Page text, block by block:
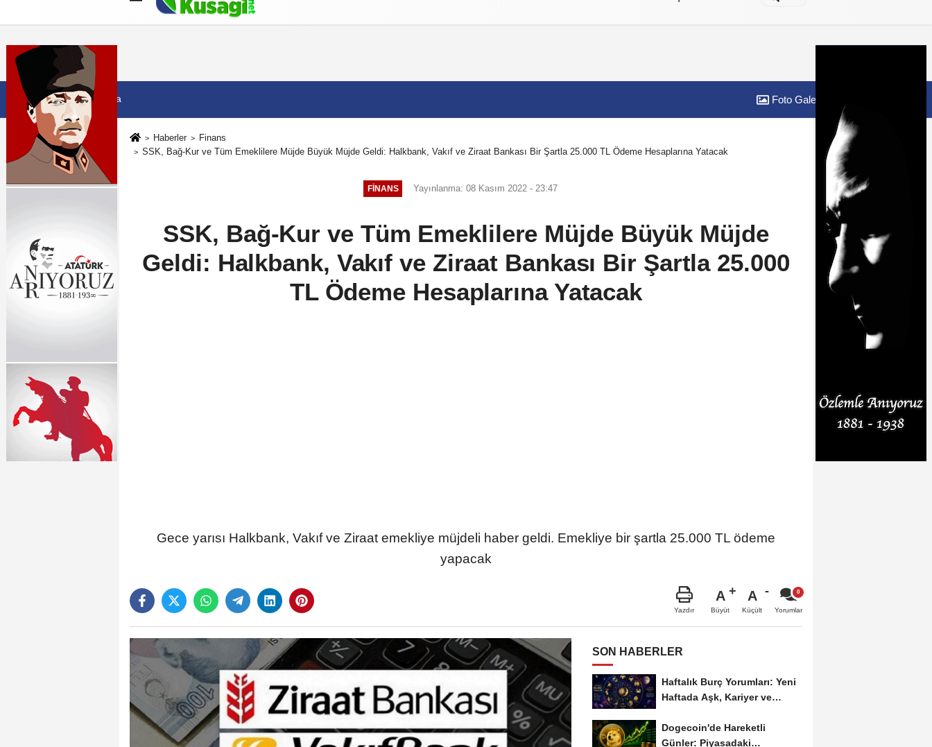
Künye İletişim Çerez Politikası
7 Ağustos 2026, Cuma Foto Galeri
Haberler
Finans
SSK, Bağ-Kur ve Tüm Emeklilere Müjde Büyük Müjde Geldi: Halkbank, Vakıf ve Ziraat Bankası Bir Şartla 25.000 TL Ödeme Hesaplarına Yatacak
FINANS Yayınlanma: 08 Kasım 2022 - 23:47
SSK, Bağ-Kur ve Tüm Emeklilere Müjde Büyük Müjde
Geldi: Halkbank, Vakıf ve Ziraat Bankası Bir Şartla 25.000
TL Ödeme Hesaplarına Yatacak
Gece yarısı Halkbank, Vakıf ve Ziraat emekliye müjdeli haber geldi. Emekliye bir şartla 25.000 TL ödeme
yapacak
Yazdır
A
Büyüt
A
Küçült Yorumlar
SON HABERLER
Haftalık Burç Yorumları: Yeni
Haftada Aşk, Kariyer ve
Dogecoin'de Hareketli
Günler: Piyasadaki